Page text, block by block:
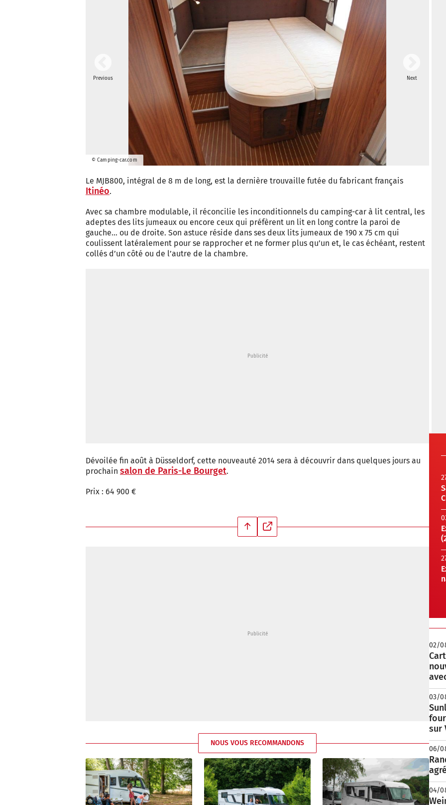
Previous
© Camping-car.com
Next
Le MJB800, intégral de 8 m de long, est la dernière trouvaille futée du fabricant français
Itinéo.
Avec sa chambre modulable, il réconcilie les inconditionnels du camping-car à lit central, les
adeptes des lits jumeaux ou encore ceux qui préfèrent un lit en long contre la paroi de
gauche… ou de droite. Son astuce réside dans ses deux lits jumeaux de 190 x 75 cm qui
coulissent latéralement pour se rapprocher et ne former plus qu’un et, le cas échéant, restent
collés d’un côté ou de l’autre de la chambre.
Dévoilée fin août à Düsseldorf, cette nouveauté 2014 sera à découvrir dans quelques jours au
prochain salon de Paris-Le Bourget.
Prix : 64 900 €
NOUS VOUS RECOMMANDONS
02/
03/
sur
06/
04/